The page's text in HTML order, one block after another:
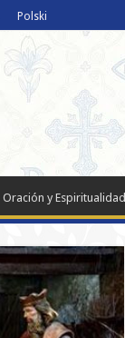
Polski
Oración y Espiritualidad